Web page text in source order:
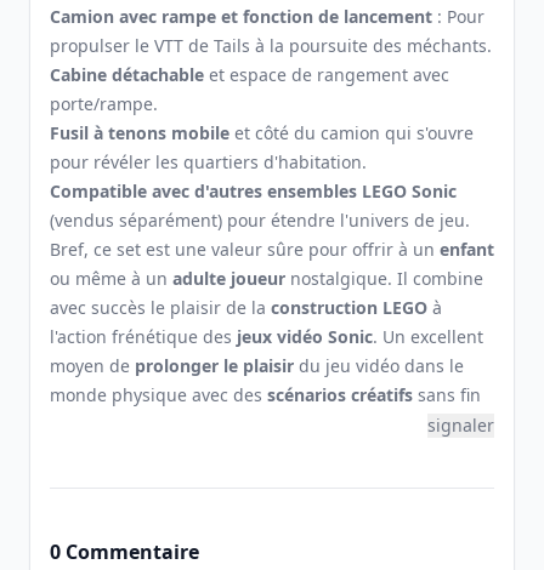
Camion avec rampe et fonction de lancement : Pour
propulser le VTT de Tails à la poursuite des méchants.
Cabine détachable et espace de rangement avec
porte/rampe.
Fusil à tenons mobile et côté du camion qui s'ouvre
pour révéler les quartiers d'habitation.
Compatible avec d'autres ensembles LEGO Sonic
(vendus séparément) pour étendre l'univers de jeu.
Bref, ce set est une valeur sûre pour offrir à un enfant
ou même à un adulte joueur nostalgique. Il combine
avec succès le plaisir de la construction LEGO à
l'action frénétique des jeux vidéo Sonic. Un excellent
moyen de prolonger le plaisir du jeu vidéo dans le
monde physique avec des scénarios créatifs sans fin
signaler
0 Commentaire